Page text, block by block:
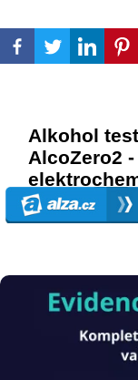
Obrázek